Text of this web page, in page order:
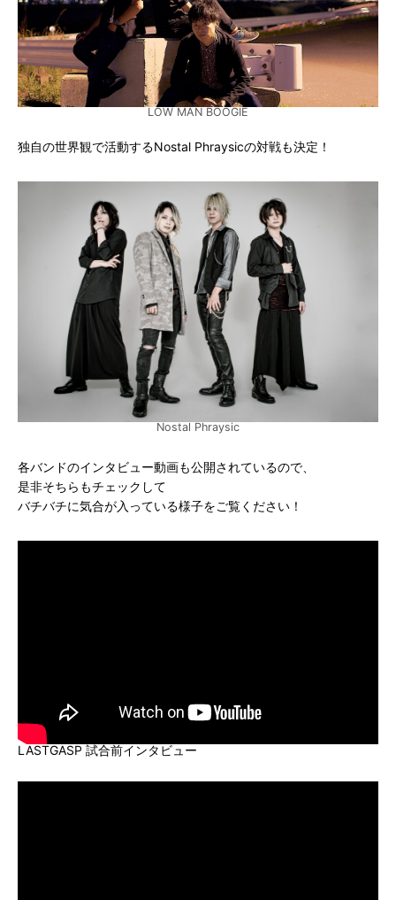
LOW MAN BOOGIE
独自の世界観で活動するNostal Phraysicの対戦も決定！
Nostal Phraysic
各バンドのインタビュー動画も公開されているので、
是非そちらもチェックして
バチバチに気合が入っている様子をご覧ください！
LASTGASP 試合前インタビュー